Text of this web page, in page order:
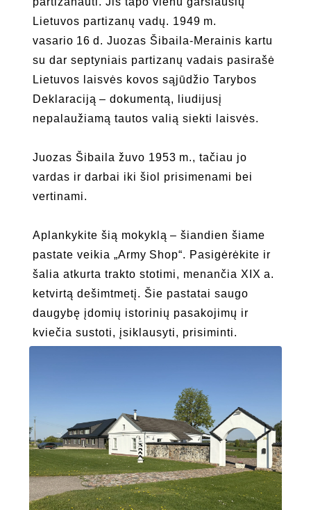
Lietuvos partizanų vadų. 1949 m.
vasario 16 d. Juozas Šibaila-Merainis kartu
su dar septyniais partizanų vadais pasirašė
Lietuvos laisvės kovos sąjūdžio Tarybos
Deklaraciją – dokumentą, liudijusį
nepalaužiamą tautos valią siekti laisvės.
Juozas Šibaila žuvo 1953 m., tačiau jo
vardas ir darbai iki šiol prisimenami bei
vertinami.
Aplankykite šią mokyklą – šiandien šiame
pastate veikia „Army Shop“. Pasigėrėkite ir
šalia atkurta trakto stotimi, menančia XIX a.
ketvirtą dešimtmetį. Šie pastatai saugo
daugybę įdomių istorinių pasakojimų ir
kviečia sustoti, įsiklausyti, prisiminti.